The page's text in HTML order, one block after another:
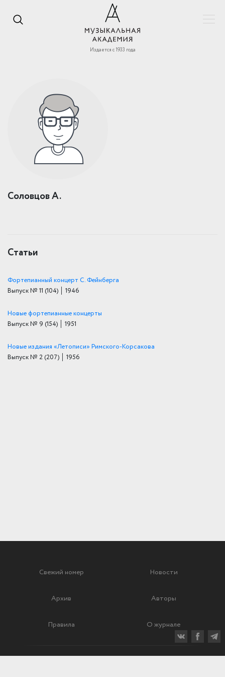
Издается с 1933 года
Соловцов А.
Статьи
Фортепианный концерт С. Фейнберга
Выпуск № 11 (104) │ 1946
Новые фортепианные концерты
Выпуск № 9 (154) │ 1951
Новые издания «Летописи» Римского-Корсакова
Выпуск № 2 (207) │ 1956
Свежий номер Новости
Архив Авторы
Правила О журнале